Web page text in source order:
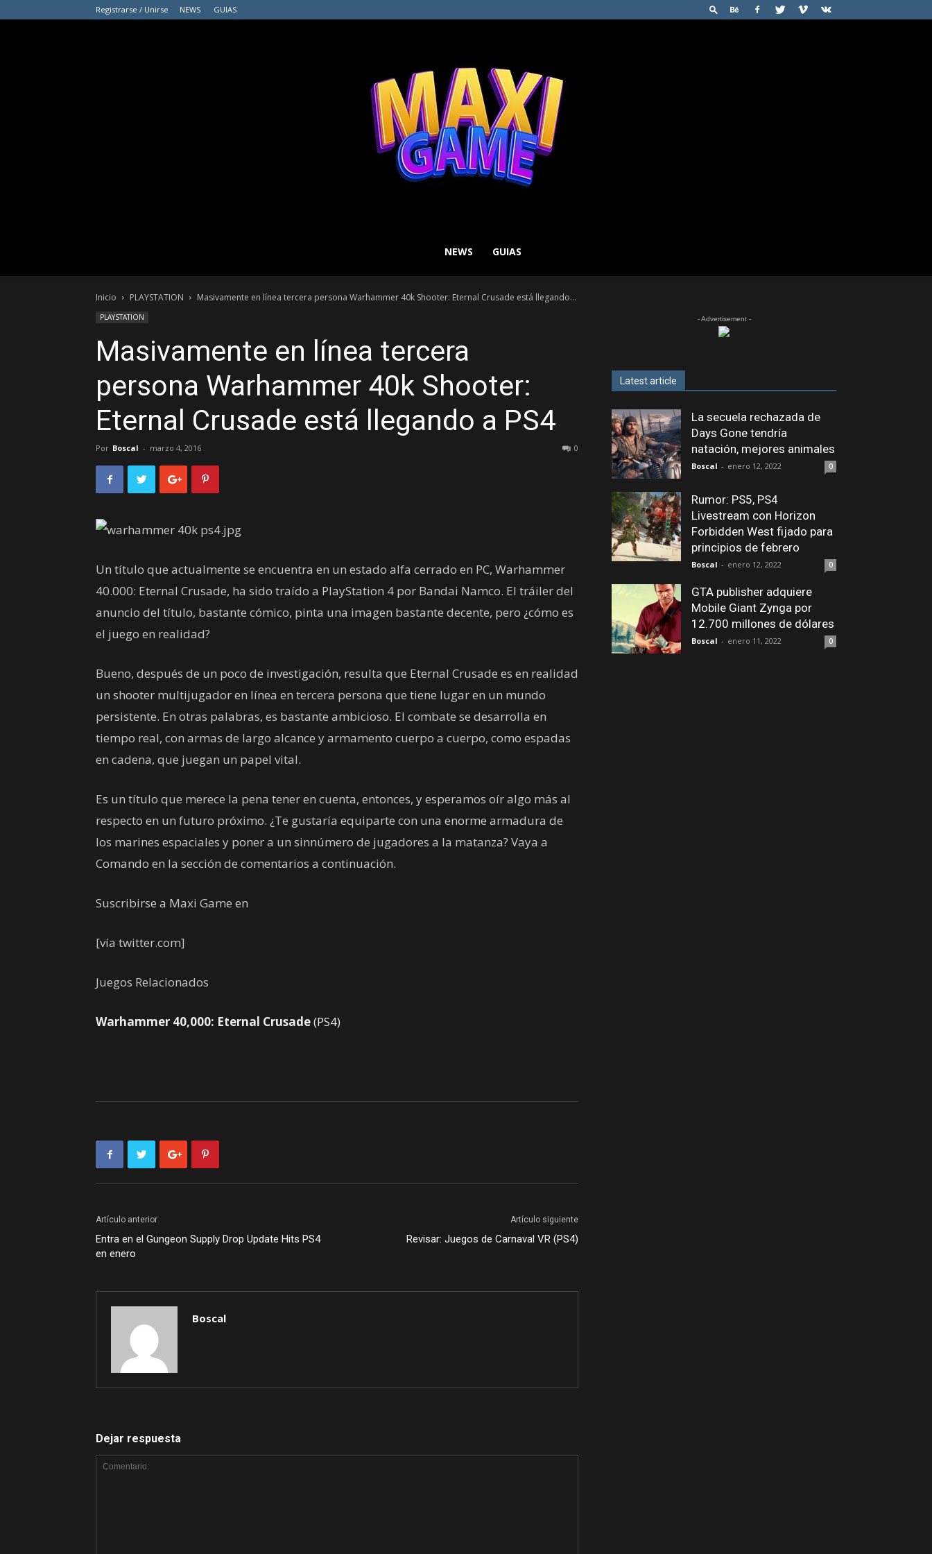
Registrarse / Unirse NEWS GUIAS
GAME
NEWS GUIAS
Inicio PLAYSTATION Masivamente en línea tercera persona Warhammer 40k Shooter: Eternal Crusade está llegando...
PLAYSTATION
Masivamente en línea tercera
persona Warhammer 40k Shooter:
Eternal Crusade está llegando a PS4
Por Boscal - marzo 4, 2016 0
Un título que actualmente se encuentra en un estado alfa cerrado en PC, Warhammer
40.000: Eternal Crusade, ha sido traído a PlayStation 4 por Bandai Namco. El tráiler del
anuncio del título, bastante cómico, pinta una imagen bastante decente, pero ¿cómo es
el juego en realidad?
Bueno, después de un poco de investigación, resulta que Eternal Crusade es en realidad
un shooter multijugador en línea en tercera persona que tiene lugar en un mundo
persistente. En otras palabras, es bastante ambicioso. El combate se desarrolla en
tiempo real, con armas de largo alcance y armamento cuerpo a cuerpo, como espadas
en cadena, que juegan un papel vital.
Es un título que merece la pena tener en cuenta, entonces, y esperamos oír algo más al
respecto en un futuro próximo. ¿Te gustaría equiparte con una enorme armadura de
los marines espaciales y poner a un sinnúmero de jugadores a la matanza? Vaya a
Comando en la sección de comentarios a continuación.
Suscribirse a Maxi Game en
[vía twitter.com]
Juegos Relacionados
Warhammer 40,000: Eternal Crusade(PS4)
Artículo anterior
Entra en el Gungeon Supply Drop Update Hits PS4
en enero
Artículo siguiente
Revisar: Juegos de Carnaval VR (PS4)
Boscal
Dejar respuesta
- Advertisement -
Latest article
La secuela rechazada de
Days Gone tendría
natación, mejores animales
Boscal - enero 12, 2022 0
Rumor: PS5, PS4
Livestream con Horizon
Forbidden West fijado para
principios de febrero
Boscal - enero 12, 2022 0
GTA publisher adquiere
Mobile Giant Zynga por
12.700 millones de dólares
Boscal - enero 11, 2022 0